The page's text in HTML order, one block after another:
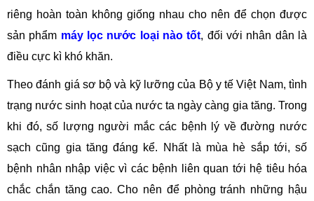
riêng hoàn toàn không giống nhau cho nên để chọn được
sản phẩm máy lọc nước loại nào tốt, đối với nhân dân là
điều cực kì khó khăn.
Theo đánh giá sơ bộ và kỹ lưỡng của Bộ y tế Việt Nam, tình
trạng nước sinh hoạt của nước ta ngày càng gia tăng. Trong
khi đó, số lượng người mắc các bệnh lý về đường nước
sạch cũng gia tăng đáng kể. Nhất là mùa hè sắp tới, số
bệnh nhân nhập việc vì các bệnh liên quan tới hệ tiêu hóa
chắc chắn tăng cao. Cho nên để phòng tránh những hậu